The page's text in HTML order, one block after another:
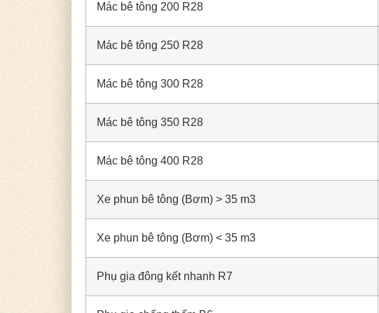
Mác bê tông 200 R28
Mác bê tông 250 R28
Mác bê tông 300 R28
Mác bê tông 350 R28
Mác bê tông 400 R28
Xe phun bê tông (Bơm) > 35 m3
Xe phun bê tông (Bơm) < 35 m3
Phụ gia đông kết nhanh R7